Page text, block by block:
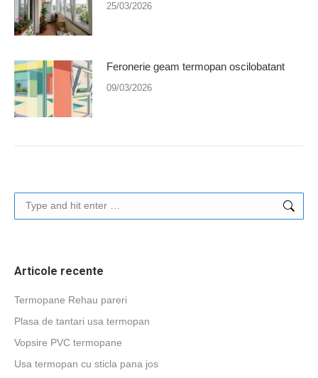
25/03/2026
Feronerie geam termopan oscilobatant
09/03/2026
Search:
Articole recente
Termopane Rehau pareri
Plasa de tantari usa termopan
Vopsire PVC termopane
Usa termopan cu sticla pana jos